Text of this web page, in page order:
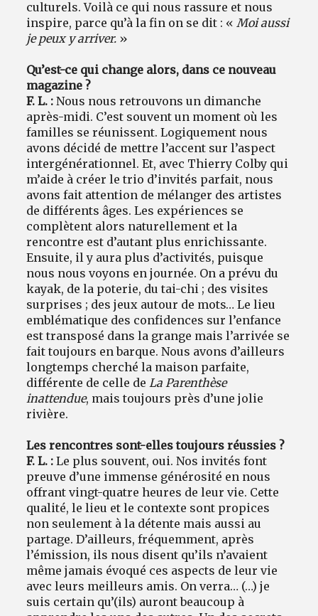
culturels. Voilà ce qui nous rassure et nous
inspire, parce qu’à la fin on se dit : « Moi aussi
je peux y arriver. »
Qu’est-ce qui change alors, dans ce nouveau
magazine ?
F. L. :Nous nous retrouvons un dimanche
après-midi. C’est souvent un moment où les
familles se réunissent. Logiquement nous
avons décidé de mettre l’accent sur l’aspect
intergénérationnel. Et, avec Thierry Colby qui
m’aide à créer le trio d’invités parfait, nous
avons fait attention de mélanger des artistes
de différents âges. Les expériences se
complètent alors naturellement et la
rencontre est d’autant plus enrichissante.
Ensuite, il y aura plus d’activités, puisque
nous nous voyons en journée. On a prévu du
kayak, de la poterie, du tai-chi ; des visites
surprises ; des jeux autour de mots… Le lieu
emblématique des confidences sur l’enfance
est transposé dans la grange mais l’arrivée se
fait toujours en barque. Nous avons d’ailleurs
longtemps cherché la maison parfaite,
différente de celle de La Parenthèse
inattendue, mais toujours près d’une jolie
rivière.
Les rencontres sont-elles toujours réussies ?
F. L. :Le plus souvent, oui. Nos invités font
preuve d’une immense générosité en nous
offrant vingt-quatre heures de leur vie. Cette
qualité, le lieu et le contexte sont propices
non seulement à la détente mais aussi au
partage. D’ailleurs, fréquemment, après
l’émission, ils nous disent qu’ils n’avaient
même jamais évoqué ces aspects de leur vie
avec leurs meilleurs amis. On verra… (…) je
suis certain qu’(ils) auront beaucoup à